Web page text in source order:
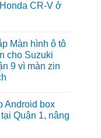
CR-V ở
Màn hình ô tô
cho Suzuki
9 vì màn zin
Android box
Quận 1, nâng